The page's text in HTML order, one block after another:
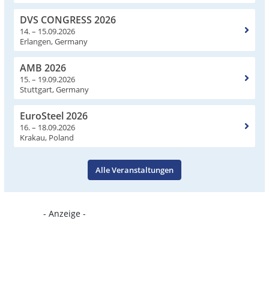
DVS CONGRESS 2026
14. – 15.09.2026
Erlangen, Germany
AMB 2026
15. – 19.09.2026
Stuttgart, Germany
EuroSteel 2026
16. – 18.09.2026
Krakau, Poland
Alle Veranstaltungen
- Anzeige -